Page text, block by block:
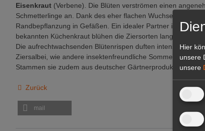
Eisenkraut (Verbene). Die Blüten verströmen einen
Schmetterlinge an. Dank des eher flachen Wuchses mit
Randbepflanzung in Gefäßen. Ein idealer Partner ist unter
bekannten Küchenkraut blühen die Ziersorten
Die aufrechtwachsenden Blütenrispen duften intensiv und
Ziersalbei, wie andere insektenfreundliche
Stammen sie zudem aus deutscher Gärtnerproduktion, sind
Zurück
mail
Hier
unsere
unsere